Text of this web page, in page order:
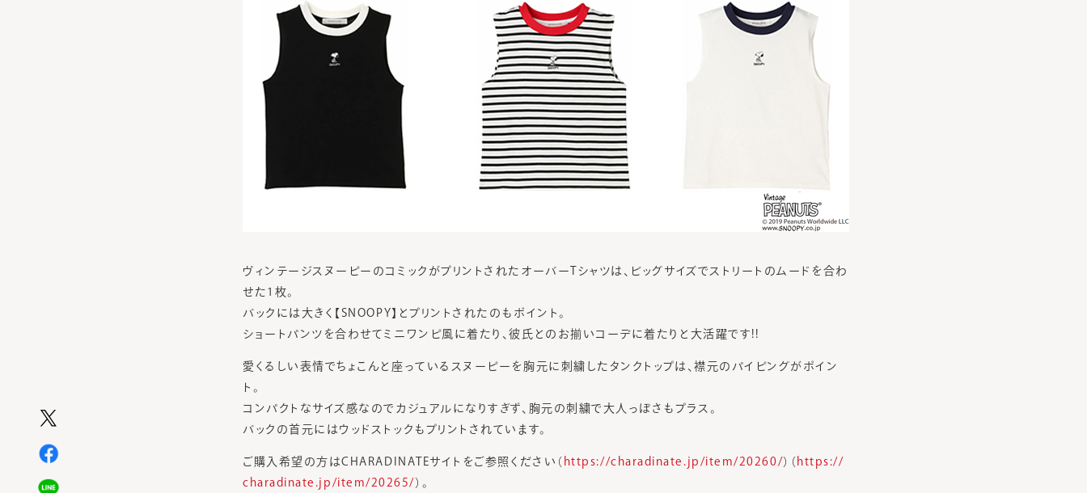
ヴィンテージスヌーピーのコミックがプリントされたオーバーTシャツは、ビッグサイズでストリートのムードを合わ
せた1枚。
バックには大きく【SNOOPY】とプリントされたのもポイント。
ショートパンツを合わせてミニワンピ風に着たり、彼氏とのお揃いコーデに着たりと大活躍です!!
愛くるしい表情でちょこんと座っているスヌーピーを胸元に刺繍したタンクトップは、襟元のパイピングがポイン
ト。
コンパクトなサイズ感なのでカジュアルになりすぎず、胸元の刺繍で大人っぽさもプラス。
バックの首元にはウッドストックもプリントされています。
ご購入希望の方はCHARADINATEサイトをご参照ください（ https://charadinate.jp/item/20260/）（ https://
charadinate.jp/item/20265/ ）。